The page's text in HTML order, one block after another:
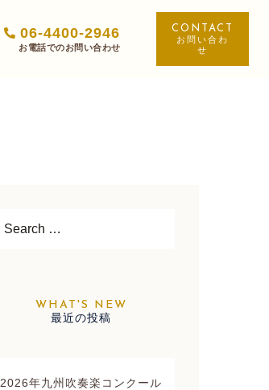
06-4400-2946
お問い合わ
せ
最近の投稿
2026年九州吹奏楽コンクール